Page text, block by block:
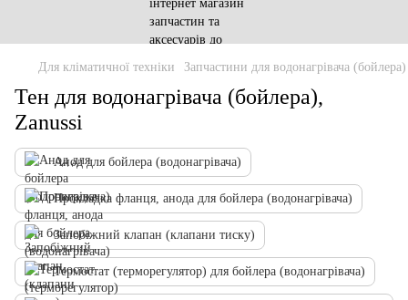
Для кліматичної техніки Запчастини для водонагрівача (бойлера)
Тен для водонагрівача (бойлера),
Zanussi
Анод для бойлера (водонагрівача)
Прокладка фланця, анода для бойлера (водонагрівача)
Запобіжний клапан (клапани тиску)
Термостат (терморегулятор) для бойлера (водонагрівача)